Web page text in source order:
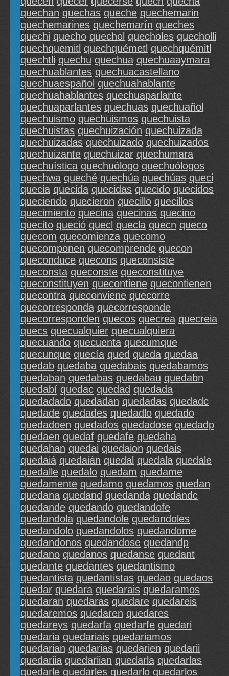
quechan quechas queche quechemarin
quechemarines quechemarín queches
quechi quecho quechol quecholes quecholli
quechquemitl quechquémetl quechquémitl
quechtli quechu quechua quechuaaymara
quechuablantes quechuacastellano
quechuaespañol quechuahablante
quechuahablantes quechuaparlante
quechuaparlantes quechuas quechuañol
quechuismo quechuismos quechuista
quechuistas quechuización quechuizada
quechuizadas quechuizado quechuizados
quechuizante quechuizar quechumara
quechuística quechuólogo quechuólogos
quechwa queché quechúa quechúas queci
quecia quecida quecidas quecido quecidos
queciendo quecieron quecillo quecillos
quecimiento quecina quecinas quecino
quecito queció quecl quecla quecn queco
quecom quecomienza quecomo
quecomponen quecomprende quecon
queconduce quecons queconsiste
queconsta queconste queconstituye
queconstituyen quecontiene quecontienen
quecontra queconviene quecorre
quecorresponda quecorresponde
quecorresponden quecos quecrea quecreia
quecs quecualquier quecualquiera
quecuando quecuenta quecumque
quecunque quecía qued queda quedaa
quedab quedaba quedabais quedabamos
quedaban quedabas quedabau quedabn
quedabí quedac quedad quedada
quedadado quedadan quedadas quedadc
quedade quedades quedadlo quedado
quedadoen quedados quedadose quedadp
quedaen quedaf quedafe quedaha
quedahan quedai quedaion quedais
quedaiá quedaián quedal quedala quedale
quedalle quedalo quedam quedame
quedamente quedamo quedamos quedan
quedana quedand quedanda quedandc
quedande quedando quedandofe
quedandola quedandole quedandoles
quedandolo quedandolos quedandome
quedandonos quedandose quedandp
quedano quedanos quedanse quedant
quedante quedantes quedantismo
quedantista quedantistas quedao quedaos
quedar quedara quedarais quedaramos
quedaran quedaras quedare quedareis
quedaremos quedaren quedares
quedareys quedarfa quedarfe quedari
quedaria quedariais quedariamos
quedarian quedarias quedarien quedarii
quedariia quedariian quedarla quedarlas
quedarle quedarles quedarlo quedarlos